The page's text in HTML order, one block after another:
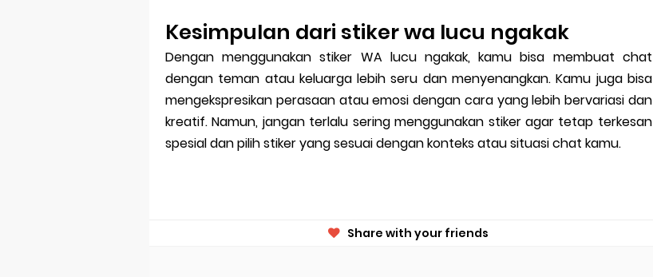
Kesimpulan dari stiker wa lucu ngakak
Dengan menggunakan stiker WA lucu ngakak, kamu bisa membuat chat
dengan teman atau keluarga lebih seru dan menyenangkan. Kamu juga bisa
mengekspresikan perasaan atau emosi dengan cara yang lebih bervariasi dan
kreatif. Namun, jangan terlalu sering menggunakan stiker agar tetap terkesan
spesial dan pilih stiker yang sesuai dengan konteks atau situasi chat kamu.
Share with your friends